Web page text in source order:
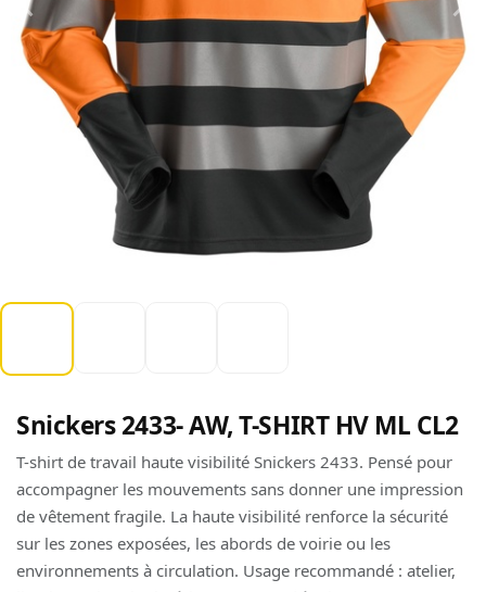
Snickers 2433- AW, T-SHIRT HV ML CL2
T-shirt de travail haute visibilité Snickers 2433. Pensé pour
accompagner les mouvements sans donner une impression
de vêtement fragile. La haute visibilité renforce la sécurité
sur les zones exposées, les abords de voirie ou les
environnements à circulation. Usage recommandé : atelier,